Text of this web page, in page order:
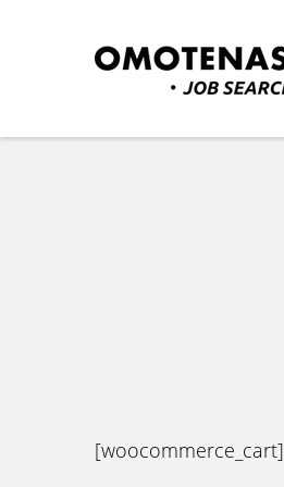
Enter)
[woocommerce_cart]